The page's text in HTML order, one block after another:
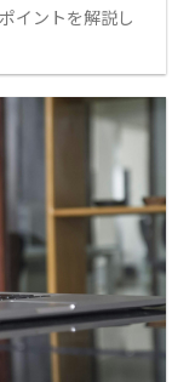
イントを解説し